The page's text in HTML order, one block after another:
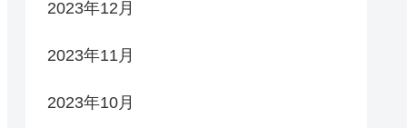
2023年12月
2023年11月
2023年10月